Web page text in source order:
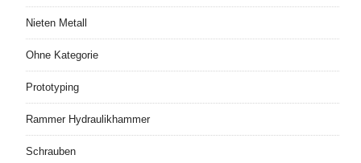
Nieten Metall
Ohne Kategorie
Prototyping
Rammer Hydraulikhammer
Schrauben